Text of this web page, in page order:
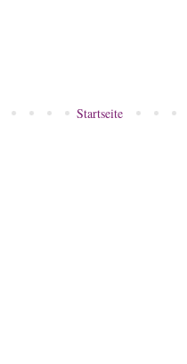
Startseite